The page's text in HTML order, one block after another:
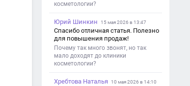
косметологии?
Юрий Шинкин 15 мая 2026 в 13:47
Спасибо отличная статья. Полезно
для повышения продаж!
Почему так много звонят, но так
мало доходят до клиники
косметологии?
Хребтова Наталья 10 мая 2026 в 14:10